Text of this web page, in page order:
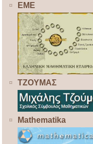
ΕΜΕ
ΤΖΟΥΜΑΣ
Mathematika